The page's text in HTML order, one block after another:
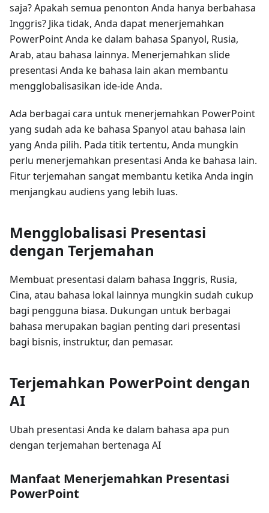
saja? Apakah semua penonton Anda hanya berbahasa
Inggris? Jika tidak, Anda dapat menerjemahkan
PowerPoint Anda ke dalam bahasa Spanyol, Rusia,
Arab, atau bahasa lainnya. Menerjemahkan slide
presentasi Anda ke bahasa lain akan membantu
mengglobalisasikan ide-ide Anda.
Ada berbagai cara untuk menerjemahkan PowerPoint
yang sudah ada ke bahasa Spanyol atau bahasa lain
yang Anda pilih. Pada titik tertentu, Anda mungkin
perlu menerjemahkan presentasi Anda ke bahasa lain.
Fitur terjemahan sangat membantu ketika Anda ingin
menjangkau audiens yang lebih luas.
Mengglobalisasi Presentasi
dengan Terjemahan
Membuat presentasi dalam bahasa Inggris, Rusia,
Cina, atau bahasa lokal lainnya mungkin sudah cukup
bagi pengguna biasa. Dukungan untuk berbagai
bahasa merupakan bagian penting dari presentasi
bagi bisnis, instruktur, dan pemasar.
Terjemahkan PowerPoint dengan
AI
Ubah presentasi Anda ke dalam bahasa apa pun
dengan terjemahan bertenaga AI
Manfaat Menerjemahkan Presentasi
PowerPoint